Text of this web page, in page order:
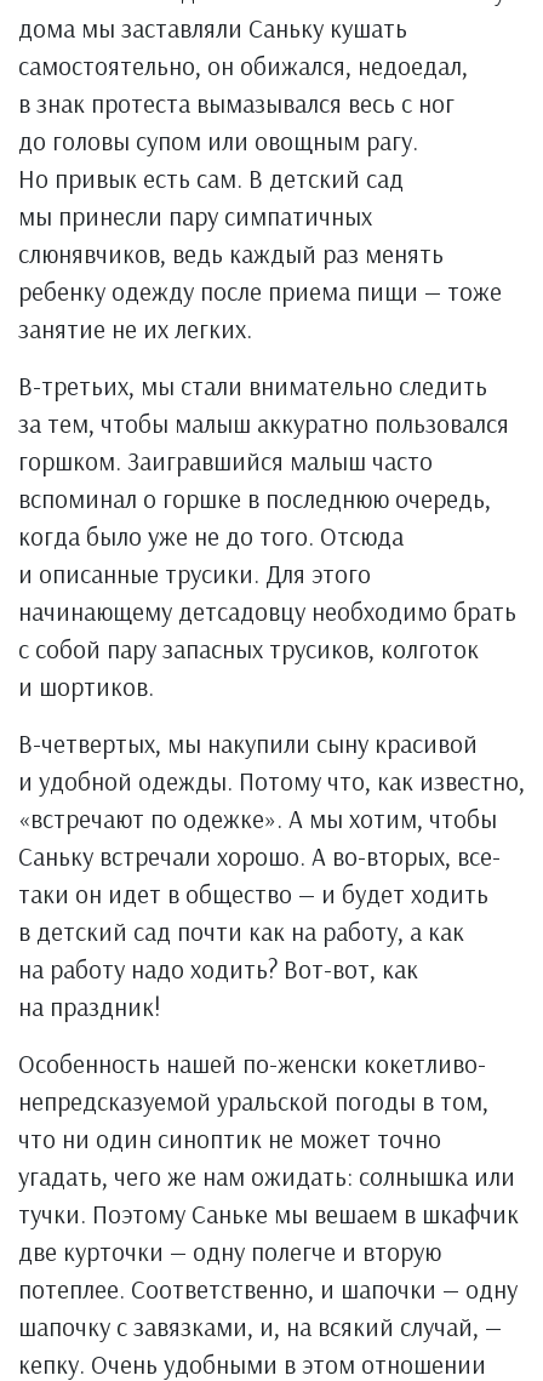
дома мы заставляли Саньку кушать
самостоятельно, он обижался, недоедал,
в знак протеста вымазывался весь с ног
до головы супом или овощным рагу.
Но привык есть сам. В детский сад
мы принесли пару симпатичных
слюнявчиков, ведь каждый раз менять
ребенку одежду после приема пищи — тоже
занятие не их легких.
В-третьих, мы стали внимательно следить
за тем, чтобы малыш аккуратно пользовался
горшком. Заигравшийся малыш часто
вспоминал о горшке в последнюю очередь,
когда было уже не до того. Отсюда
и описанные трусики. Для этого
начинающему детсадовцу необходимо брать
с собой пару запасных трусиков, колготок
и шортиков.
В-четвертых, мы накупили сыну красивой
и удобной одежды. Потому что, как известно,
«встречают по одежке». А мы хотим, чтобы
Саньку встречали хорошо. А во-вторых, все-
таки он идет в общество — и будет ходить
в детский сад почти как на работу, а как
на работу надо ходить? Вот-вот, как
на праздник!
Особенность нашей по-женски кокетливо-
непредсказуемой уральской погоды в том,
что ни один синоптик не может точно
угадать, чего же нам ожидать: солнышка или
тучки. Поэтому Саньке мы вешаем в шкафчик
две курточки — одну полегче и вторую
потеплее. Соответственно, и шапочки — одну
шапочку с завязками, и, на всякий случай, —
кепку. Очень удобными в этом отношении